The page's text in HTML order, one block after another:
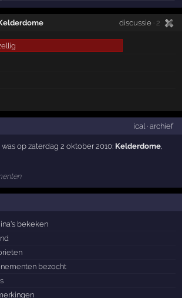
discussie · 2
ical · archief
op zaterdag 2 oktober 2010: Kelderdome,
bekeken
bezocht